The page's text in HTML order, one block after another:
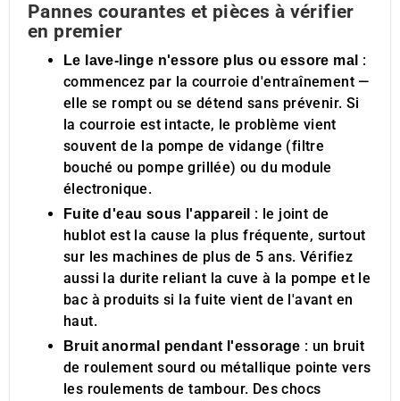
Pannes courantes et pièces à vérifier
en premier
Le lave-linge n'essore plus ou essore mal :
commencez par la courroie d'entraînement —
elle se rompt ou se détend sans prévenir. Si
la courroie est intacte, le problème vient
souvent de la pompe de vidange (filtre
bouché ou pompe grillée) ou du module
électronique.
Fuite d'eau sous l'appareil : le joint de
hublot est la cause la plus fréquente, surtout
sur les machines de plus de 5 ans. Vérifiez
aussi la durite reliant la cuve à la pompe et le
bac à produits si la fuite vient de l'avant en
haut.
Bruit anormal pendant l'essorage : un bruit
de roulement sourd ou métallique pointe vers
les roulements de tambour. Des chocs